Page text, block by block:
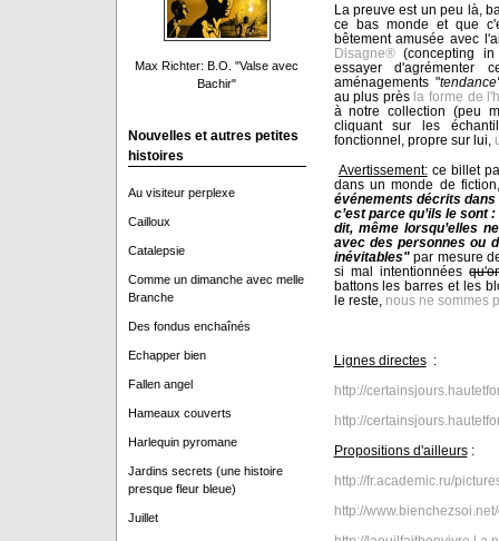
Max Richter: B.O. "Valse avec
Bachir"
Nouvelles et autres petites
histoires
Au visiteur perplexe
Cailloux
Catalepsie
Comme un dimanche avec melle
Branche
Des fondus enchaînés
Echapper bien
Fallen angel
Hameaux couverts
Harlequin pyromane
Jardins secrets (une histoire
presque fleur bleue)
Juillet
La preuve est un peu là,
ce bas monde et que
bêtement amusée avec
Disagne®(concepting
essayer d'agrémenter
aménagements "
au plus près la forme de
à notre collection (peu
cliquant sur les
fonctionnel, propre sur lui,
Avertissement:ce billet
dans un monde de
événements décrits
c’est parce qu’ils le sont
dit, même lorsqu’elles
avec des personnes ou
inévitables"par mesure
si mal intentionnées
battons les barres et les
le reste,
nous ne sommes
Lignes directes:
http://
http://
Propositions d'ailleurs:
http://fr.academic.ru/
http://